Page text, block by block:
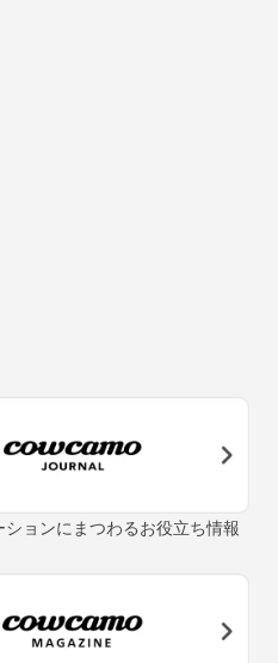
ョンにまつわるお役立ち情報